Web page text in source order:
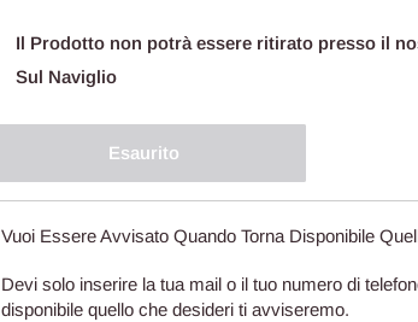
Il Prodotto non potrà essere ritirato presso il
Sul Naviglio
Esaurito
Vuoi Essere Avvisato Quando Torna Disponibile
Devi solo inserire la tua mail o il tuo numero di
disponibile quello che desideri ti avviseremo.